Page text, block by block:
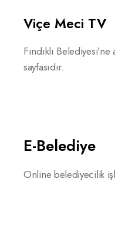
Viçe Meci TV
Fındıklı
sayfasıdır.
E-Belediye
Online belediyecilik